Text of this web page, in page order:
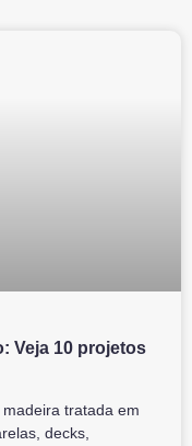
Veja 10 projetos
tratada em
decks,